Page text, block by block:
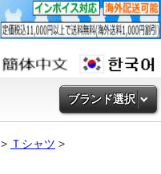
ブランド選択
> Ｔシャツ >